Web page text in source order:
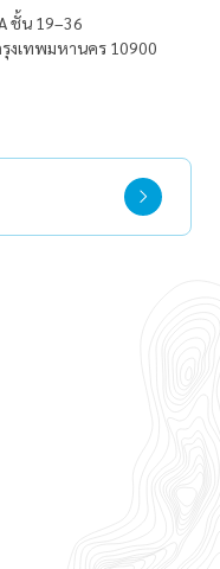
ชั้น 19–36
งเทพมหานคร 10900